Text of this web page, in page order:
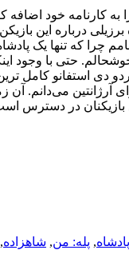
برزیلی درباره این
چرا که تنها یک
حتی با وجود
استفانو کامل ترین
آرژانتین می‌دانم.
در دسترس است
, پله: من, شاهزاده,